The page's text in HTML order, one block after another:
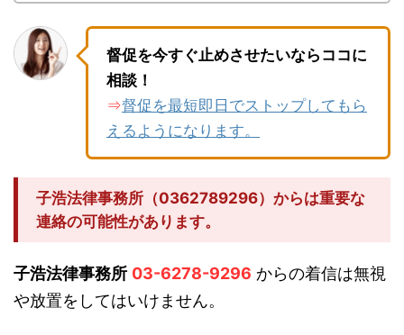
督促を今すぐ止めさせたいならココに
相談！
⇒督促を最短即日でストップしてもら
えるようになります。
子浩法律事務所（0362789296）からは重要な
連絡の可能性があります。
子浩法律事務所 03-6278-9296 からの着信は無視
や放置をしてはいけません。